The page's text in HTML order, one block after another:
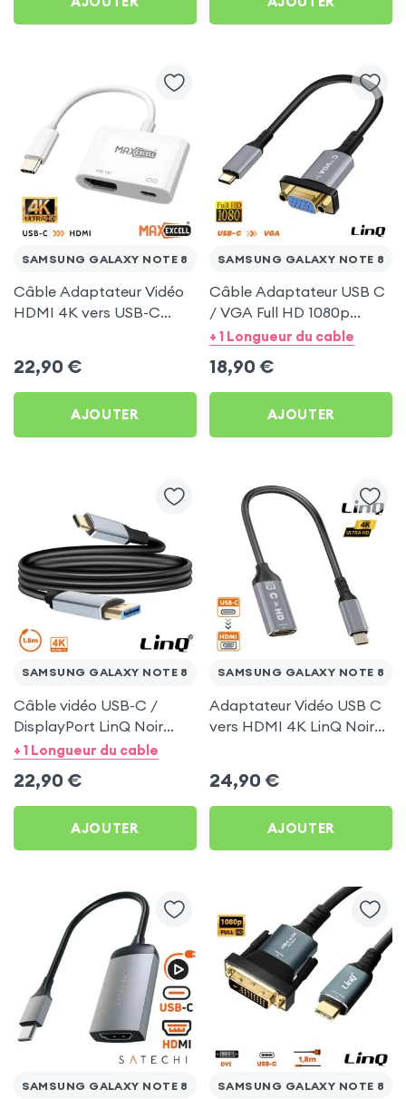
SAMSUNG GALAXY NOTE 8
Câble Adaptateur Vidéo
HDMI 4K vers USB-C
22,90 €
AJOUTER
SAMSUNG GALAXY NOTE 8
Câble Adaptateur USB C
/ VGA Full HD 1080p
20cm - LinQ pour
+ 1 Longueur du cable
18,90 €
AJOUTER
SAMSUNG GALAXY NOTE 8
Câble vidéo USB-C /
DisplayPort LinQ Noir
1.8m pour Samsung
+ 1 Longueur du cable
22,90 €
AJOUTER
SAMSUNG GALAXY NOTE 8
Adaptateur Vidéo USB C
vers HDMI 4K LinQ Noir
24,90 €
AJOUTER
SAMSUNG GALAXY NOTE 8 SAMSUNG GALAXY NOTE 8